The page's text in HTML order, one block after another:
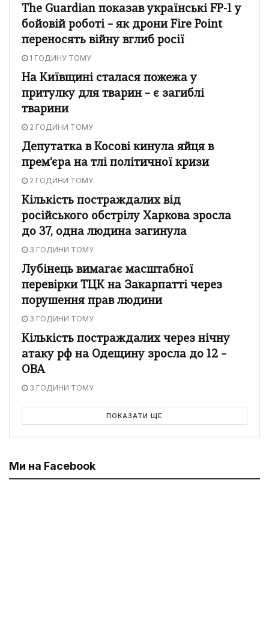
The Guardian показав українські FP-1 у
бойовій роботі – як дрони Fire Point
переносять війну вглиб росії
1 ГОДИНУ ТОМУ
На Київщині сталася пожежа у
притулку для тварин – є загиблі
тварини
2 ГОДИНИ ТОМУ
Депутатка в Косові кинула яйця в
прем'єра на тлі політичної кризи
2 ГОДИНИ ТОМУ
Кількість постраждалих від
російського обстрілу Харкова зросла
до 37, одна людина загинула
3 ГОДИНИ ТОМУ
Лубінець вимагає масштабної
перевірки ТЦК на Закарпатті через
порушення прав людини
3 ГОДИНИ ТОМУ
Кількість постраждалих через нічну
атаку рф на Одещину зросла до 12 –
ОВА
3 ГОДИНИ ТОМУ
ПОКАЗАТИ ЩЕ
Ми на Facebook